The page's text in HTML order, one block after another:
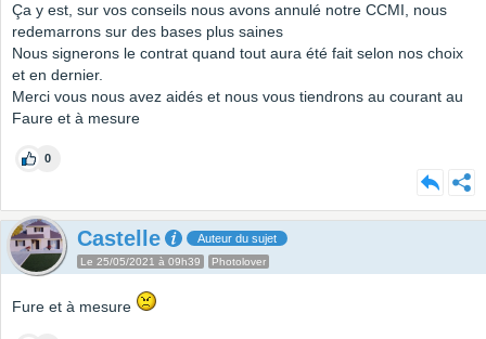
Ça y est, sur vos conseils nous avons annulé notre CCMI, nous
redemarrons sur des bases plus saines
Nous signerons le contrat quand tout aura été fait selon nos choix
et en dernier.
Merci vous nous avez aidés et nous vous tiendrons au courant au
Faure et à mesure
0
Castelle Auteur du sujet
Le 25/05/2021 à 09h39 Photolover
Fure et à mesure